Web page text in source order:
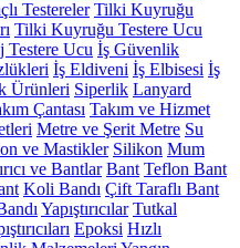
Testereler Tilki Kuyruğu
Tilki Kuyruğu Testere Ucu
Testere Ucu İş Güvenlik
İş Eldiveni İş Elbisesi İş
Ürünleri Siperlik Lanyard
Çantası Takım ve Hizmet
Metre ve Şerit Metre Su
ve Mastikler Silikon Mum
ve Bantlar Bant Teflon Bant
Koli Bandı Çift Taraflı Bant
Yapıştırıcılar Tutkal
Epoksi Hızlı